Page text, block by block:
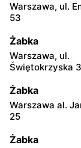
Warszawa, ul.
53
Żabka
Warszawa, ul.
Świętokrzyska
Żabka
Warszawa al.
25
Żabka